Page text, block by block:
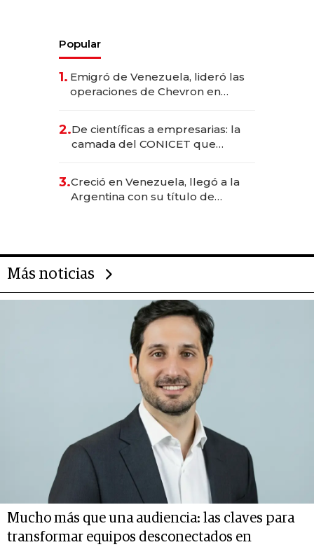
Popular
1. Emigró de Venezuela, lideró las
operaciones de Chevron en
2.De científicas a empresarias: la
camada del CONICET que
3.Creció en Venezuela, llegó a la
Argentina con su título de
Más noticias
Mucho más que una audiencia: las claves para
transformar equipos desconectados en